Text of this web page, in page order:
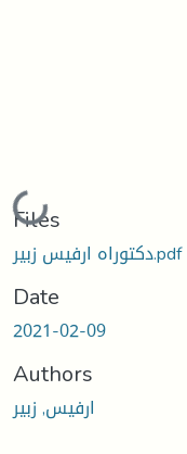
Files
دكتوراه ارفيس زبير.pdf
Date
2021-02-09
Authors
ارفيس, زبير